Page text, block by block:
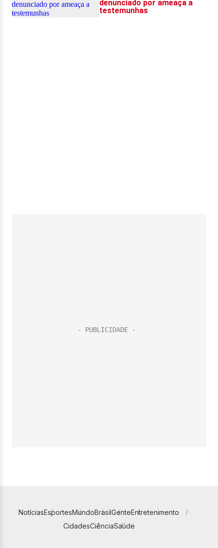
NotíciasEsportesMundoBrasilGenteEntretenimento
CidadesCiênciaSaúde